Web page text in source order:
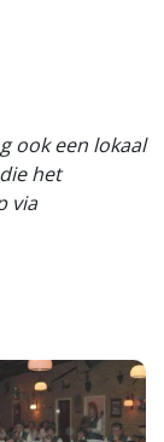
ook een lokaal
het
via